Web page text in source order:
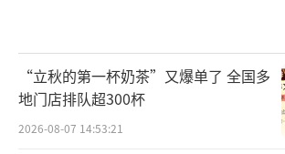
“立秋的第一杯奶茶”又爆单了 全国多
地门店排队超300杯
2026-08-07 14:53:21